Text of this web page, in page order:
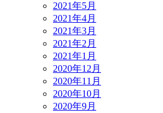
2021年5月
2021年4月
2021年3月
2021年2月
2021年1月
2020年12月
2020年11月
2020年10月
2020年9月